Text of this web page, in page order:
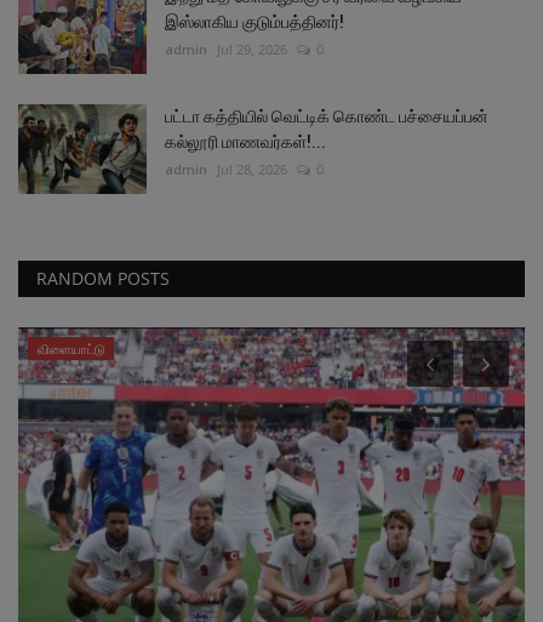
இஸ்லாகிய குடும்பத்தினர்!
admin Jul 29, 2026 0
பட்டா கத்தியில் வெட்டிக் கொண்ட பச்சையப்பன்
கல்லூரி மாணவர்கள்!...
admin Jul 28, 2026 0
RANDOM POSTS
விளையாட்டு